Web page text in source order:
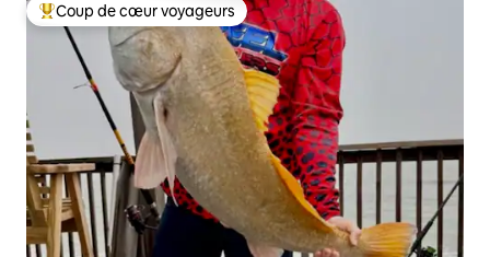
Coups de cœur voyageurs les plus appréciés
Coup de cœur voyageurs